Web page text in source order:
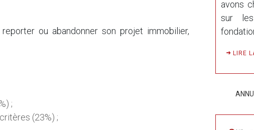
ou abandonner son projet immobilier,
;
(23%) ;
avons
sur
LIRE